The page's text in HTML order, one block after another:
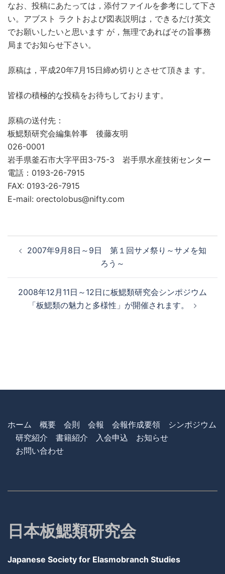
なお、投稿にあたっては，添付ファイルを参考にして下さ
い。アブスト ラクトおよび図表説明は，できるだけ英文
でお願いしたいと思います が，無理であればその旨事務
局までお知らせ下さい。
原稿は，平成20年7月15日締め切りとさせて頂きま す。
皆様の積極的な投稿をお待ちしております。
原稿の送付先：
板鰓類研究会編集幹事 後藤友明
026-0001
岩手県釜石市大字平田3-75-3 岩手県水産技術センター
電話：0193-26-7915
FAX: 0193-26-7915
E-mail: orectolobus@nifty.com
2007年9月8日～9日 第１回サメ祭り～サメを知
ろう～
2008年12月11日～12日に板鰓類研究会シンポジウム
「板鰓類の魅力と多様性」が開催されます。
ホーム 概要 会則 会報 会報作成要領
シンポジウム
研究紹介
書籍紹介 入会申込
お知らせ
お問い合わせ
日本板鰓類研究会
Japanese Society for Elasmobranch Studies